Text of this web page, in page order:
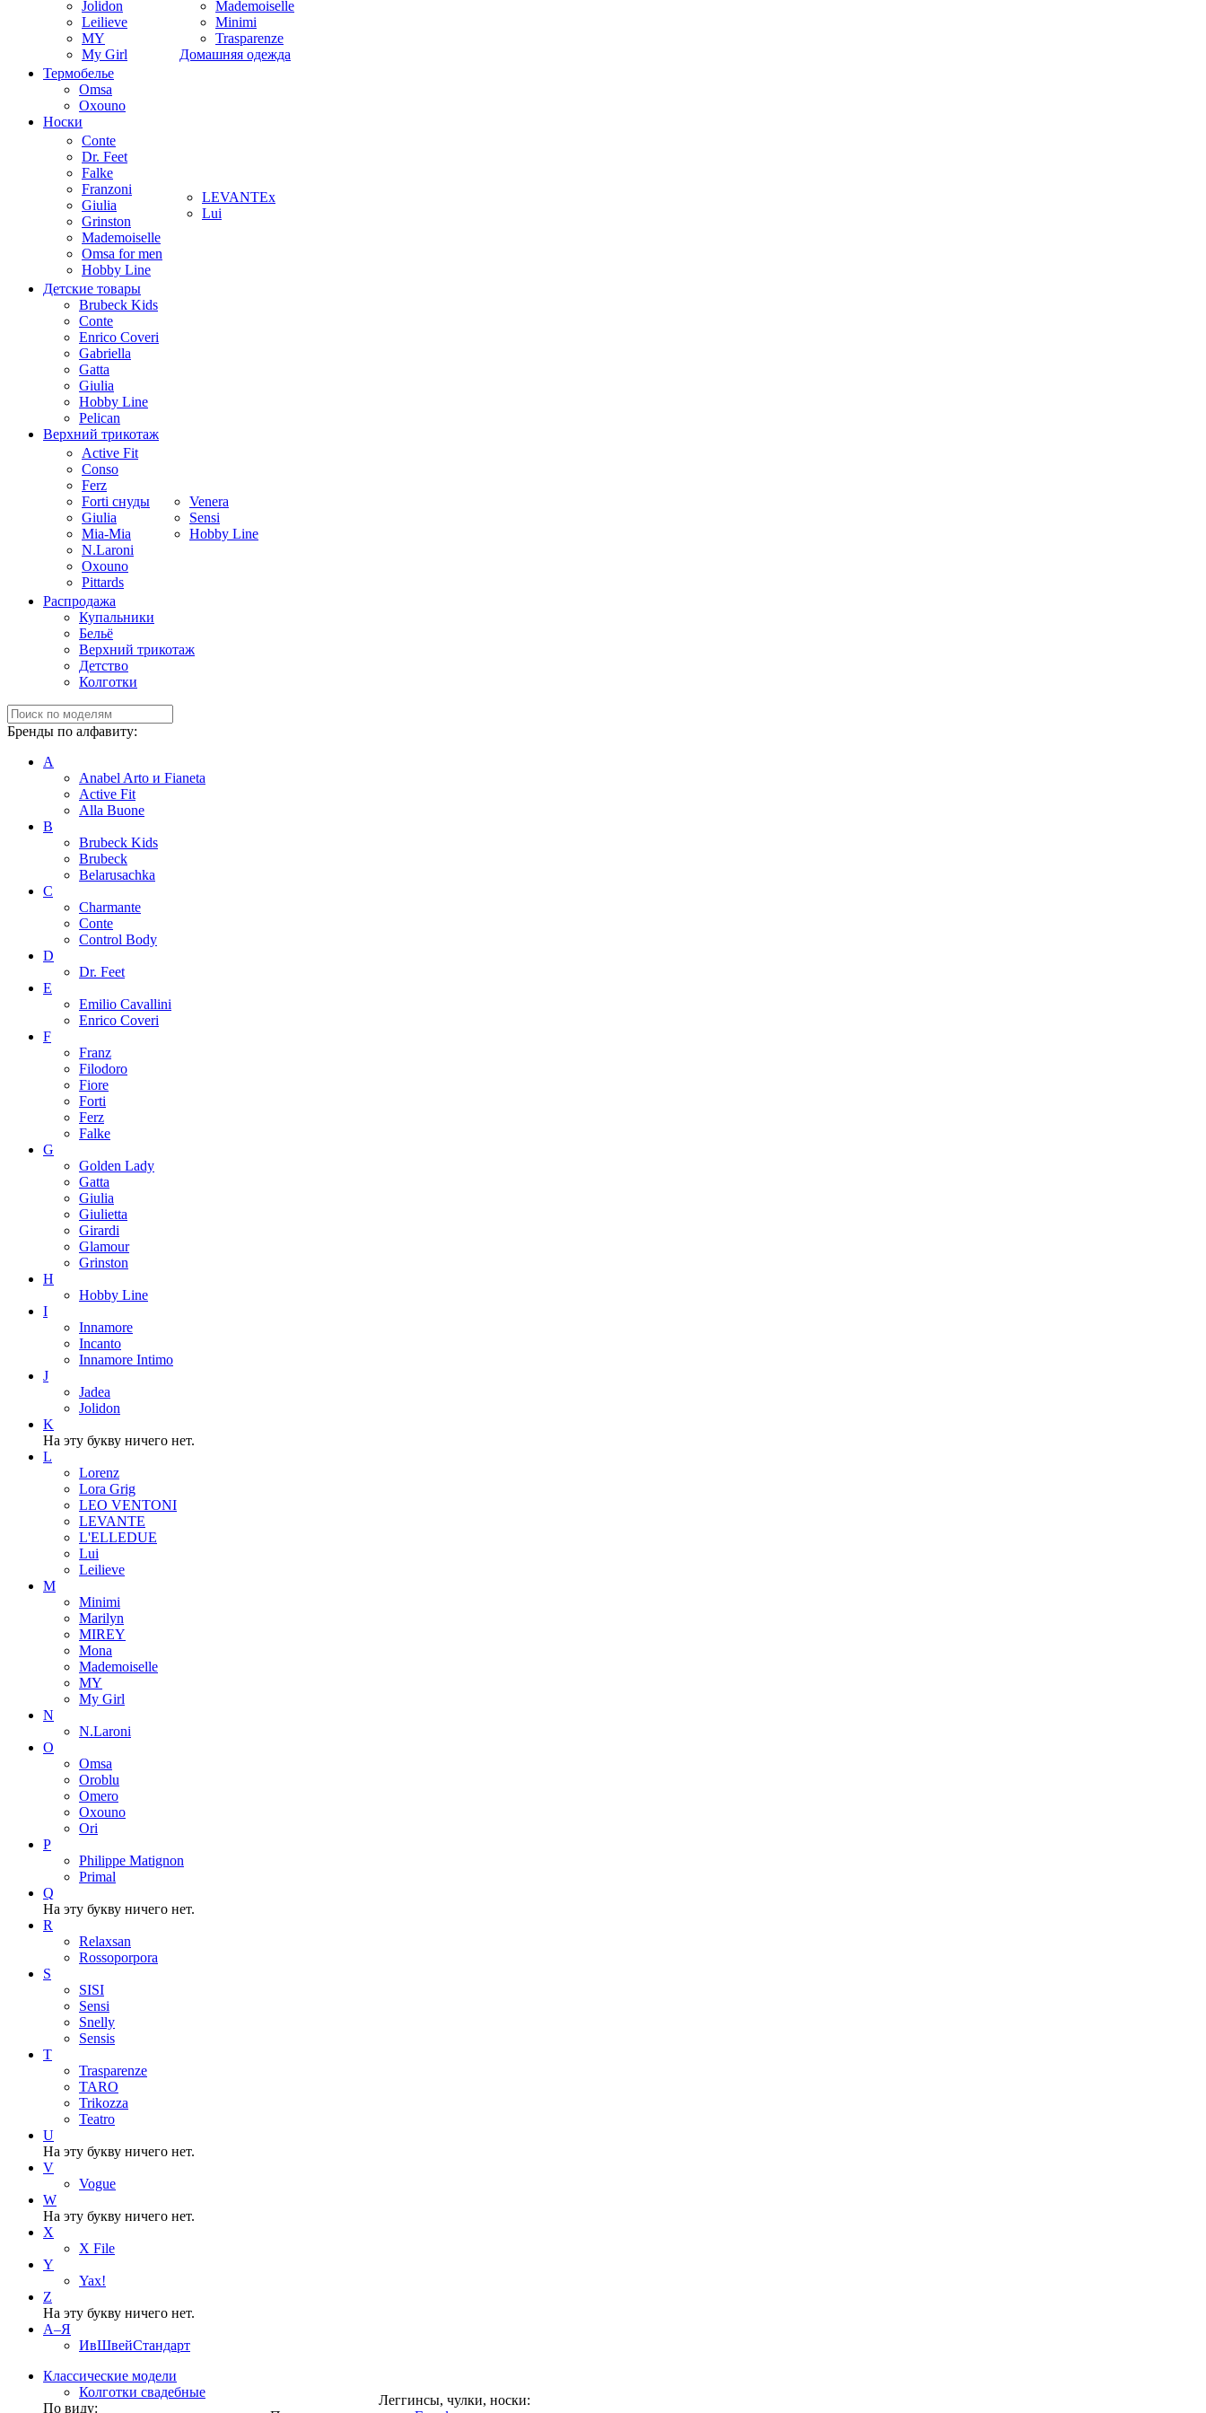
Jolidon
Leilieve
MY
My Girl
Mademoiselle
Minimi
Trasparenze
Домашняя одежда
Термобелье
Omsa
Oxouno
Носки
Conte
Dr. Feet
Falke
Franzoni
Giulia
Grinston
Mademoiselle
Omsa for men
Hobby Line
LEVANTEx
Lui
Детские товары
Brubeck Kids
Conte
Enrico Coveri
Gabriella
Gatta
Giulia
Hobby Line
Pelican
Верхний трикотаж
Active Fit
Conso
Ferz
Forti снуды
Giulia
Mia-Mia
N.Laroni
Oxouno
Pittards
Venera
Sensi
Hobby Line
Распродажа
Купальники
Бельё
Верхний трикотаж
Детство
Колготки
Бренды по алфавиту:
A
Anabel Arto и Fianeta
Active Fit
Alla Buone
B
Brubeck Kids
Brubeck
Belarusachka
C
Charmante
Conte
Control Body
D
Dr. Feet
E
Emilio Cavallini
Enrico Coveri
F
Franz
Filodoro
Fiore
Forti
Ferz
Falke
G
Golden Lady
Gatta
Giulia
Giulietta
Girardi
Glamour
Grinston
H
Hobby Line
I
Innamore
Incanto
Innamore Intimo
J
Jadea
Jolidon
K
На эту букву ничего нет.
L
Lorenz
Lora Grig
LEO VENTONI
LEVANTE
L'ELLEDUE
Lui
Leilieve
M
Minimi
Marilyn
MIREY
Mona
Mademoiselle
MY
My Girl
N
N.Laroni
O
Omsa
Oroblu
Omero
Oxouno
Ori
P
Philippe Matignon
Primal
Q
На эту букву ничего нет.
R
Relaxsan
Rossoporpora
S
SISI
Sensi
Snelly
Sensis
T
Trasparenze
TARO
Trikozza
Teatro
U
На эту букву ничего нет.
V
Vogue
W
На эту букву ничего нет.
X
X File
Y
Yax!
Z
На эту букву ничего нет.
А–Я
ИвШвейСтандарт
Классические модели
Колготки свадебные
По виду:
Леггинсы, чулки, носки: